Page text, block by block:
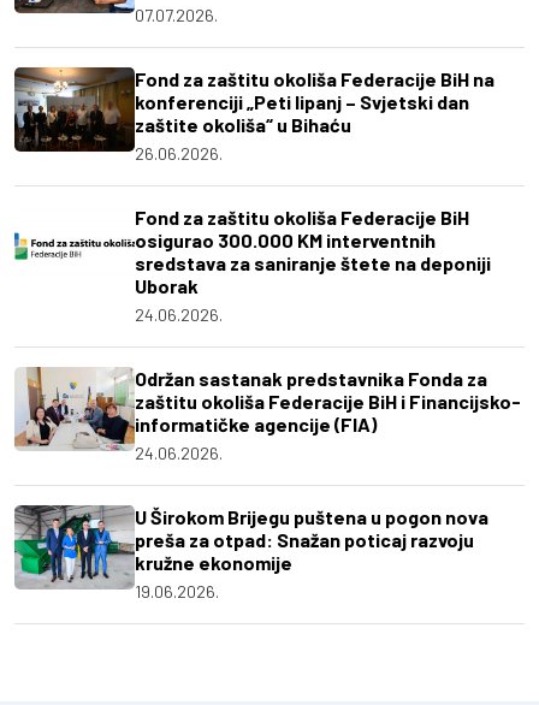
07.07.2026.
Fond za zaštitu okoliša Federacije BiH na
konferenciji „Peti lipanj – Svjetski dan
zaštite okoliša“ u Bihaću
26.06.2026.
Fond za zaštitu okoliša Federacije BiH
osigurao 300.000 KM interventnih
sredstava za saniranje štete na deponiji
Uborak
24.06.2026.
Održan sastanak predstavnika Fonda za
zaštitu okoliša Federacije BiH i Financijsko-
informatičke agencije (FIA)
24.06.2026.
U Širokom Brijegu puštena u pogon nova
preša za otpad: Snažan poticaj razvoju
kružne ekonomije
19.06.2026.